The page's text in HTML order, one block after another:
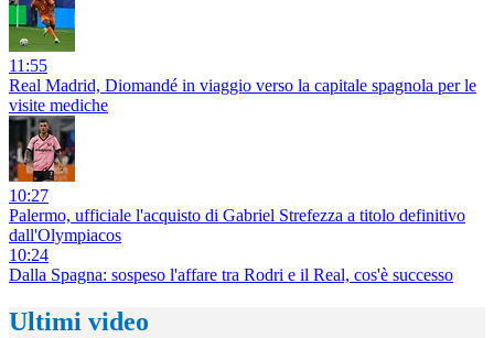
11:55
Real Madrid, Diomandé in viaggio verso la capitale spagnola per le
visite mediche
10:27
Palermo, ufficiale l'acquisto di Gabriel Strefezza a titolo definitivo
dall'Olympiacos
10:24
Dalla Spagna: sospeso l'affare tra Rodri e il Real, cos'è successo
Ultimi video